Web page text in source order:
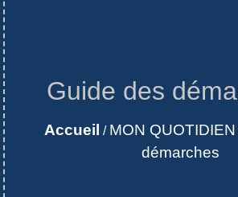
Guide des
Accueil / MON QUOTIDIEN
démarches